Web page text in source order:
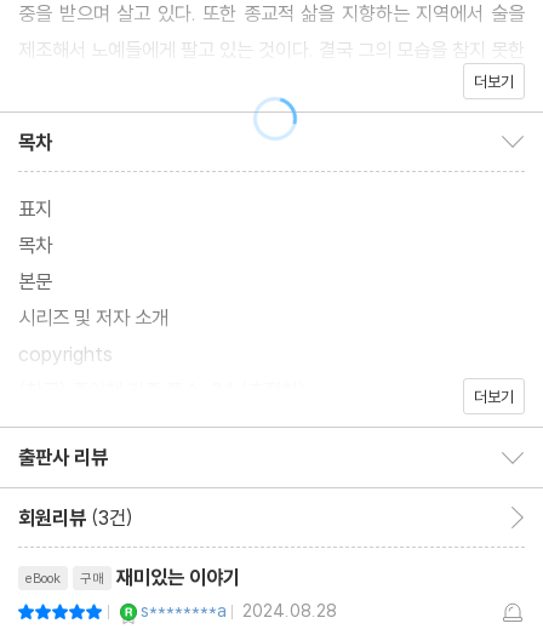
중을 받으며 살고 있다. 또한 종교적 삶을 지향하는 지역에서 술을
제조해서 노예들에게 팔고 있는 것이다. 결국 그의 모습을 참지 못한
치안판사와 지역 유지 애브너가 둠도르프를 찾아간다. 그에게 강한
항의를 하려던 두 사람의 눈앞에 놓인 것은 그의 시체. 그리고 그를
죽였다고 주장하는 사람들이 두 사람이나 나타난다. 그들은 각자 자
신들만의 방식으로 둠도르프를 죽였다고 강하게 주장한다.
더보기
목차
표지
목차
본문
시리즈 및 저자 소개
copyrights
더보기
출판사 리뷰
회원리뷰 (3건)
eBook 구매 재미있는 이야기
| s********a | 2024.08.28